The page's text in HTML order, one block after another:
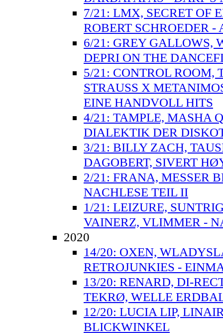
7/21: LMX, SECRET OF
ROBERT SCHROEDER
6/21: GREY GALLOWS,
DEPRI ON THE
5/21: CONTROL ROOM,
STRAUSS X
EINE HANDVOLL HITS
4/21: TAMPLE, MASHA
DIALEKTIK DER
3/21: BILLY ZACH,
DAGOBERT, SIVERT
2/21: FRANA, MESSER
NACHLESE TEIL II
1/21: LEIZURE,
VAINERZ, VLIMMER -
2020
14/20: OXEN,
RETROJUNKIES -
13/20: RENARD, DI-
TEKRØ, WELLE
12/20: LUCIA LIP,
BLICKWINKEL